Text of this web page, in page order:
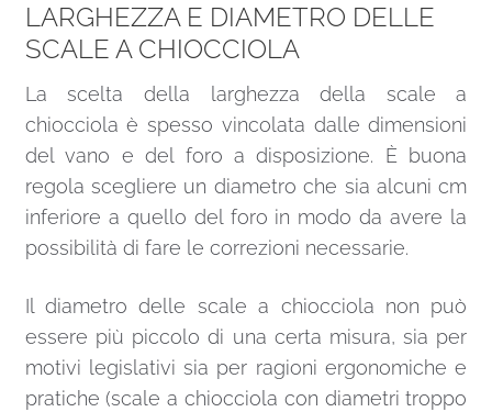
LARGHEZZA E DIAMETRO DELLE
SCALE A CHIOCCIOLA
La scelta della larghezza della scale a
chiocciola è spesso vincolata dalle dimensioni
del vano e del foro a disposizione. È buona
regola scegliere un diametro che sia alcuni cm
inferiore a quello del foro in modo da avere la
possibilità di fare le correzioni necessarie.
Il diametro delle scale a chiocciola non può
essere più piccolo di una certa misura, sia per
motivi legislativi sia per ragioni ergonomiche e
pratiche (scale a chiocciola con diametri troppo